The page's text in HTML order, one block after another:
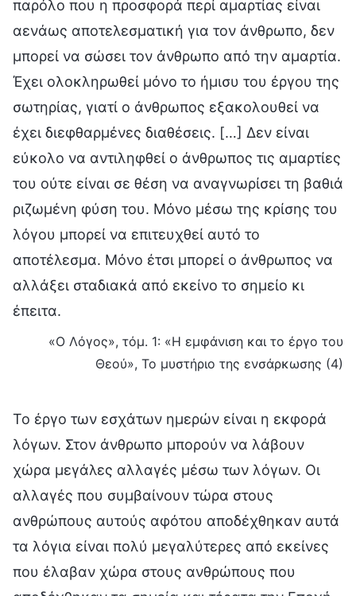
παρόλο που η προσφορά περί αμαρτίας είναι
αενάως αποτελεσματική για τον άνθρωπο, δεν
μπορεί να σώσει τον άνθρωπο από την αμαρτία.
Έχει ολοκληρωθεί μόνο το ήμισυ του έργου της
σωτηρίας, γιατί ο άνθρωπος εξακολουθεί να
έχει διεφθαρμένες διαθέσεις. […] Δεν είναι
εύκολο να αντιληφθεί ο άνθρωπος τις αμαρτίες
του ούτε είναι σε θέση να αναγνωρίσει τη βαθιά
ριζωμένη φύση του. Μόνο μέσω της κρίσης του
λόγου μπορεί να επιτευχθεί αυτό το
αποτέλεσμα. Μόνο έτσι μπορεί ο άνθρωπος να
αλλάξει σταδιακά από εκείνο το σημείο κι
έπειτα.
«Ο Λόγος», τόμ. 1: «Η εμφάνιση και το έργο του
Θεού», Το μυστήριο της ενσάρκωσης (4)
Το έργο των εσχάτων ημερών είναι η εκφορά
λόγων. Στον άνθρωπο μπορούν να λάβουν
χώρα μεγάλες αλλαγές μέσω των λόγων. Οι
αλλαγές που συμβαίνουν τώρα στους
ανθρώπους αυτούς αφότου αποδέχθηκαν αυτά
τα λόγια είναι πολύ μεγαλύτερες από εκείνες
που έλαβαν χώρα στους ανθρώπους που